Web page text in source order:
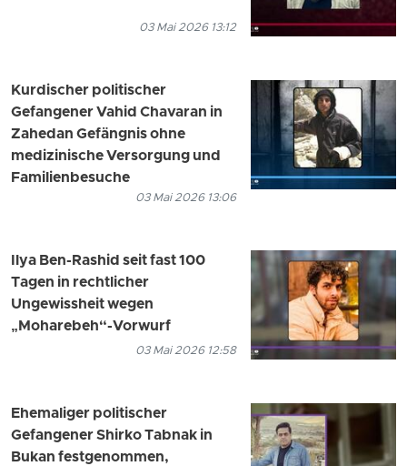
03 Mai 2026 13:12
Kurdischer politischer
Gefangener Vahid Chavaran in
Zahedan Gefängnis ohne
medizinische Versorgung und
Familienbesuche
03 Mai 2026 13:06
Ilya Ben-Rashid seit fast 100
Tagen in rechtlicher
Ungewissheit wegen
„Moharebeh“-Vorwurf
03 Mai 2026 12:58
Ehemaliger politischer
Gefangener Shirko Tabnak in
Bukan festgenommen,